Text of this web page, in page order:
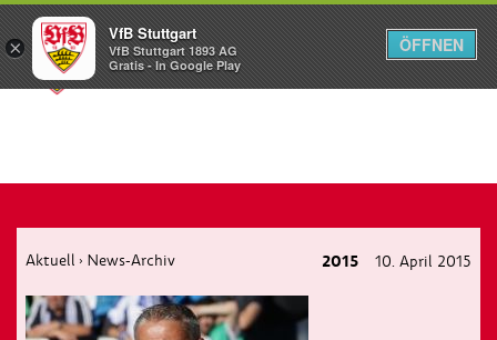
Menü
Aktuell › News-Archiv 2015 10. April 2015
×
VfB Stuttgart
VfB Stuttgart 1893 AG
Gratis - In Google Play
ÖFFNEN